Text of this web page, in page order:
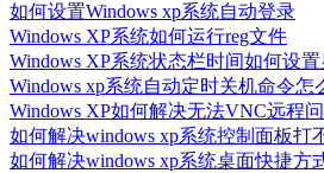
如何设置Windows xp系统自动登录
Windows XP系统如何运行reg文件
Windows XP系统状态栏时间如何设置
Windows xp系统自动定时关机命令怎
Windows XP如何解决无法VNC远程
如何解决windows xp系统控制面板打
如何解决windows xp系统桌面快捷方